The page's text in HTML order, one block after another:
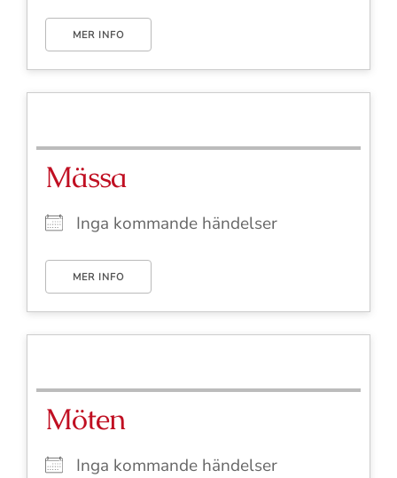
MER INFO
Mässa
Inga kommande händelser
MER INFO
Möten
Inga kommande händelser